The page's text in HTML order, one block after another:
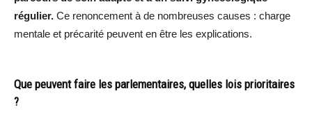
régulier. Ce renoncement à de nombreuses causes : charge
mentale et précarité peuvent en être les explications.
Que peuvent faire les parlementaires, quelles lois prioritaires
?